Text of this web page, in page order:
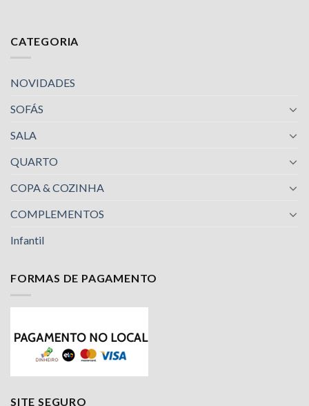
CATEGORIA
NOVIDADES
SOFÁS
SALA
QUARTO
COPA & COZINHA
COMPLEMENTOS
Infantil
FORMAS DE PAGAMENTO
SITE SEGURO